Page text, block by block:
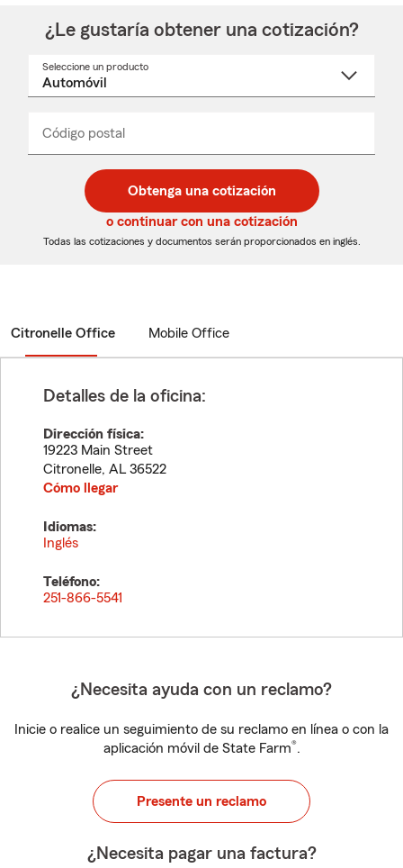
¿Le gustaría obtener una cotización?
Seleccione un producto
desplegable
Código postal
de
5
dígitos
de
5
dígitos
_____
Obtenga una cotización
o continuar con una cotización
Todas las cotizaciones y documentos serán proporcionados en inglés.
Citronelle Office Mobile Office
Detalles de la oficina:
Dirección física:
19223 Main Street
Citronelle, AL 36522
Cómo llegar
Idiomas:
Inglés
Teléfono:
251-866-5541
¿Necesita ayuda con un reclamo?
Inicie o realice un seguimiento de su reclamo en línea o con la
aplicación móvil de State Farm®.
Presente un reclamo
¿Necesita pagar una factura?